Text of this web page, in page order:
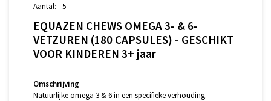
Aantal: 5
EQUAZEN CHEWS OMEGA 3- & 6-
VETZUREN (180 CAPSULES) - GESCHIKT
VOOR KINDEREN 3+ jaar
Omschrijving
Natuurlijke omega 3 & 6 in een specifieke verhouding.